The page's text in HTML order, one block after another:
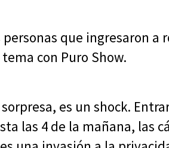
que ingresaron a
con Puro Show.
es un shock.
las 4 de la mañana, las